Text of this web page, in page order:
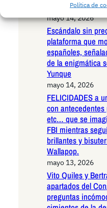
Política de
invaden las
mayo 14, 2026
Escándalo sin
plataforma que
españoles,
de la enigmática
Yunque
mayo 14, 2026
FELICIDADES a
con
etc… que se
FBI mientras
brillantes y
Wallapop.
mayo 13, 2026
Vito Quiles y
apartados del
preguntas